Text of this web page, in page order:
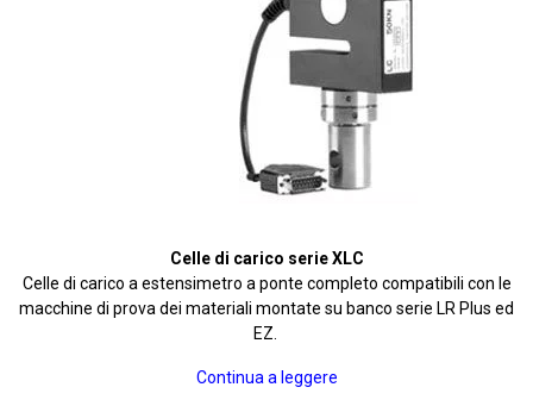
Celle di carico serie XLC
Celle di carico a estensimetro a ponte completo compatibili con le
macchine di prova dei materiali montate su banco serie LR Plus ed
EZ.
Continua a leggere